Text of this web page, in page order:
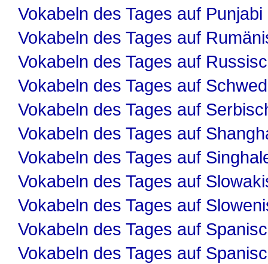
Vokabeln des Tages auf Punjabi
Vokabeln des Tages auf
Vokabeln des Tages auf
Vokabeln des Tages auf
Vokabeln des Tages auf
Vokabeln des Tages auf
Vokabeln des Tages auf
Vokabeln des Tages auf
Vokabeln des Tages auf
Vokabeln des Tages auf
Vokabeln des Tages auf